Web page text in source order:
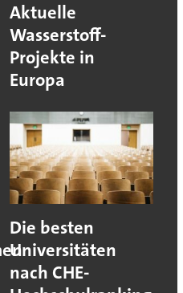
Aktuelle
Wasserstoff-
Projekte in
Europa
Die besten
Universitäten
nach CHE-